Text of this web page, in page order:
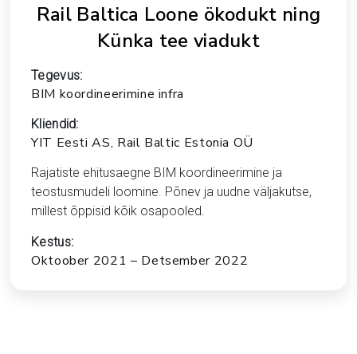
Rail Baltica Loone ökodukt ning
Künka tee viadukt
Tegevus:
BIM koordineerimine infra
Kliendid:
YIT Eesti AS, Rail Baltic Estonia OÜ
Rajatiste ehitusaegne BIM koordineerimine ja
teostusmudeli loomine. Põnev ja uudne väljakutse,
millest õppisid kõik osapooled.
Kestus:
Oktoober 2021 – Detsember 2022